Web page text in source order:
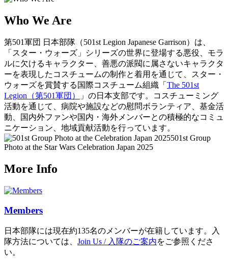
Who We Are
第501軍団 日本部隊（501st Legion Japanese Garrison）は、
「スター・ウォーズ」シリーズの世界に登場する悪役、モラ
ルに欠けるキャラクター、善悪の派閥に属さないキャラクタ
ーを表現したコスチュームの制作と着用を通じて、スター・
ウォーズを賞賛する国際コスチューム組織「 The 501st
Legion（第501軍団）
」の日本支部です。コスチューミング
活動を通じて、病院や施設などの慰問ボランティア、基金活
動、国内外ファンや国内・海外メンバーとの積極的なコミュ
ニケーション、地域貢献活動を行っています。
501st Group
Photo at the Star Wars Celebration Japan 2025
More Info
Members
日本部隊には現在約135名のメンバーが在籍しています。入
隊方法については、 Join Us / 入隊のご案内をご参照くださ
い。